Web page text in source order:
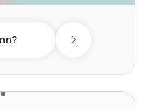
Next day